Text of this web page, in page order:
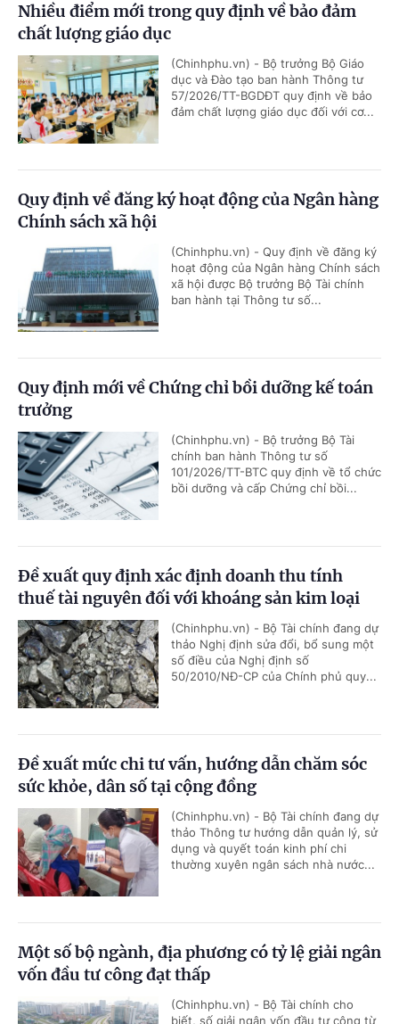
Nhiều điểm mới trong quy định về bảo đảm
chất lượng giáo dục
(Chinhphu.vn) - Bộ trưởng Bộ Giáo
dục và Đào tạo ban hành Thông tư
57/2026/TT-BGDĐT quy định về bảo
đảm chất lượng giáo dục đối với cơ...
Quy định về đăng ký hoạt động của Ngân hàng
Chính sách xã hội
(Chinhphu.vn) - Quy định về đăng ký
hoạt động của Ngân hàng Chính sách
xã hội được Bộ trưởng Bộ Tài chính
ban hành tại Thông tư số...
Quy định mới về Chứng chỉ bồi dưỡng kế toán
trưởng
(Chinhphu.vn) - Bộ trưởng Bộ Tài
chính ban hành Thông tư số
101/2026/TT-BTC quy định về tổ chức
bồi dưỡng và cấp Chứng chỉ bồi...
Đề xuất quy định xác định doanh thu tính
thuế tài nguyên đối với khoáng sản kim loại
(Chinhphu.vn) - Bộ Tài chính đang dự
thảo Nghị định sửa đổi, bổ sung một
số điều của Nghị định số
50/2010/NĐ-CP của Chính phủ quy...
Đề xuất mức chi tư vấn, hướng dẫn chăm sóc
sức khỏe, dân số tại cộng đồng
(Chinhphu.vn) - Bộ Tài chính đang dự
thảo Thông tư hướng dẫn quản lý, sử
dụng và quyết toán kinh phí chi
thường xuyên ngân sách nhà nước...
Một số bộ ngành, địa phương có tỷ lệ giải ngân
vốn đầu tư công đạt thấp
(Chinhphu.vn) - Bộ Tài chính cho
biết, số giải ngân vốn đầu tư công từ